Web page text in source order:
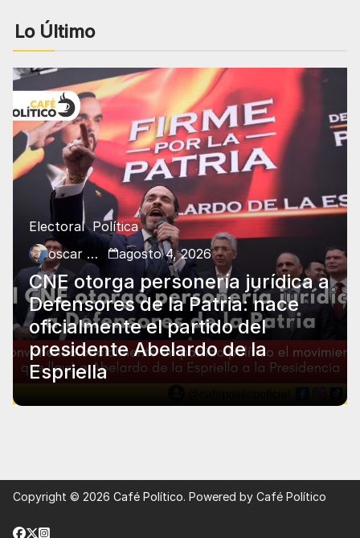
Lo Último
Electoral Política
oscar charry
agosto 4, 2026
CNE otorga personería jurídica a
Defensores de la Patria: nace
oficialmente el partido del
presidente Abelardo de la
Espriella
Copyright © 2026 Café Político. Powered by Café Político